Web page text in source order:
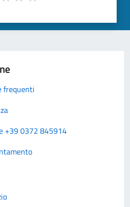
frequenti
+39 0372 845914